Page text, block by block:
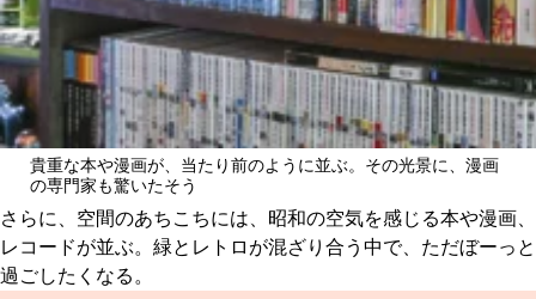
貴重な本や漫画が、当たり前のように並ぶ。その光景に、漫画
の専門家も驚いたそう
さらに、空間のあちこちには、昭和の空気を感じる本や漫画、
レコードが並ぶ。緑とレトロが混ざり合う中で、ただぼーっと
過ごしたくなる。